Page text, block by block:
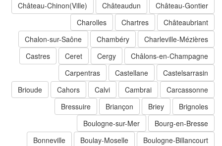
Château-Gontier
Châteaudun
Château-Chinon(Ville)
Châteaubriant
Chartres
Charolles
Charleville-Mézières
Chambéry
Chalon-sur-Saône
Châlons-en-Champagne
Cergy
Ceret
Castres
Castelsarrasin
Castellane
Carpentras
Carcassonne
Cambrai
Calvi
Cahors
Brioude
Brignoles
Briey
Briançon
Bressuire
Bourg-en-Bresse
Boulogne-sur-Mer
Boulogne-Billancourt
Boulay-Moselle
Bonneville